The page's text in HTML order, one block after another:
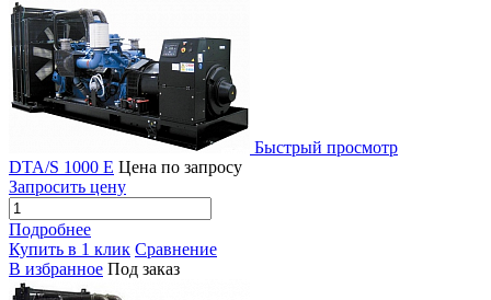
Быстрый просмотр
DTA/S 1000 E Цена по запросу
Запросить цену
Подробнее
Купить в 1 клик Сравнение
В избранное Под заказ